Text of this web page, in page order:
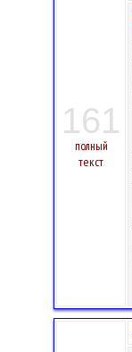
161
полный
текст